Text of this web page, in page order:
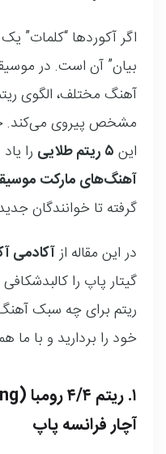
اگر آکوردها “کلمات”
بیان” آن است. در
آهنگ مختلف، الگوی
مشخص پیروی می‌کند.
این ۵ ریتم طلایی را
آهنگ‌های مارکت
گرفته تا خوانندگان
در این مقاله ازآکادمی
گیتار پاپ را
ریتم برای چه سبک
خود را بردارید و با ما
آچار فرانسه پاپ